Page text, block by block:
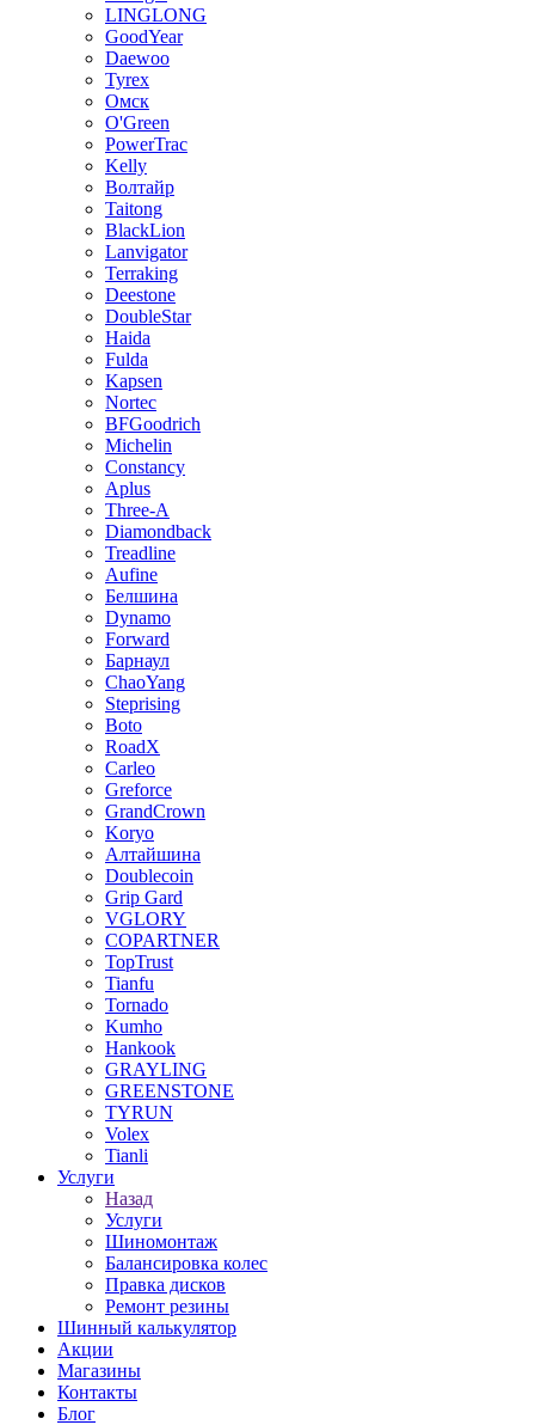
LINGLONG
GoodYear
Daewoo
Tyrex
Омск
O'Green
PowerTrac
Kelly
Волтайр
Taitong
BlackLion
Lanvigator
Terraking
Deestone
DoubleStar
Haida
Fulda
Kapsen
Nortec
BFGoodrich
Michelin
Constancy
Aplus
Three-A
Diamondback
Treadline
Aufine
Белшина
Dynamo
Forward
Барнаул
ChaoYang
Steprising
Boto
RoadX
Carleo
Greforce
GrandCrown
Koryo
Алтайшина
Doublecoin
Grip Gard
VGLORY
COPARTNER
TopTrust
Tianfu
Tornado
Kumho
Hankook
GRAYLING
GREENSTONE
TYRUN
Volex
Tianli
Услуги
Назад
Услуги
Шиномонтаж
Балансировка колес
Правка дисков
Ремонт резины
Шинный калькулятор
Акции
Магазины
Контакты
Блог